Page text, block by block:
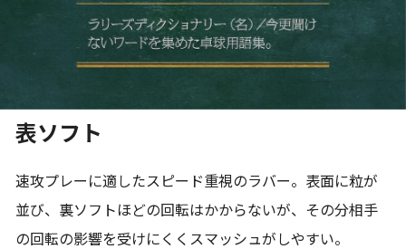
表ソフト
速攻プレーに適したスピード重視のラバー。表面に粒が
並び、裏ソフトほどの回転はかからないが、その分相手
の回転の影響を受けにくくスマッシュがしやすい。